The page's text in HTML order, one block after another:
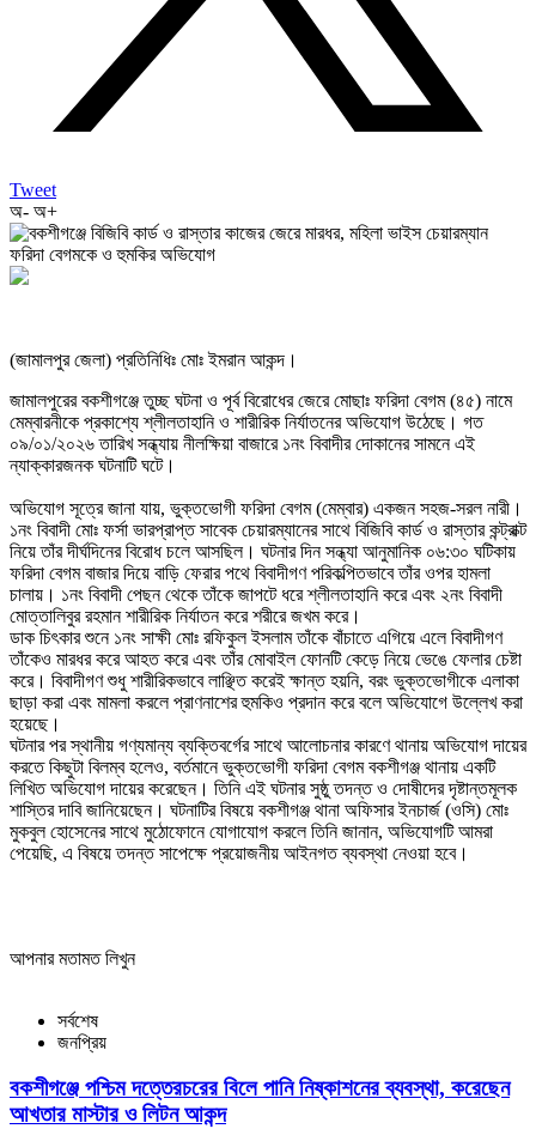
Tweet
অ- অ+
(জামালপুর জেলা) প্রতিনিধিঃ মোঃ ইমরান আকন্দ।
‎জামালপুরের বকশীগঞ্জে তুচ্ছ ঘটনা ও পূর্ব বিরোধের জেরে মোছাঃ ফরিদা বেগম (৪৫) নামে
মেম্বারনীকে প্রকাশ্যে শ্লীলতাহানি ও শারীরিক নির্যাতনের অভিযোগ উঠেছে। গত
০৯/০১/২০২৬ তারিখ সন্ধ্যায় নীলক্ষিয়া বাজারে ১নং বিবাদীর দোকানের সামনে এই
ন্যাক্কারজনক ঘটনাটি ঘটে।
‎অভিযোগ সূত্রে জানা যায়, ভুক্তভোগী ফরিদা বেগম (মেম্বার) একজন সহজ-সরল নারী।
১নং বিবাদী মোঃ ফর্সা ভারপ্রাপ্ত সাবেক চেয়ারম্যানের সাথে বিজিবি কার্ড ও রাস্তার কন্ট্রাক্ট
নিয়ে তাঁর দীর্ঘদিনের বিরোধ চলে আসছিল। ঘটনার দিন সন্ধ্যা আনুমানিক ০৬:৩০ ঘটিকায়
ফরিদা বেগম বাজার দিয়ে বাড়ি ফেরার পথে বিবাদীগণ পরিকল্পিতভাবে তাঁর ওপর হামলা
চালায়। ১নং বিবাদী পেছন থেকে তাঁকে জাপটে ধরে শ্লীলতাহানি করে এবং ২নং বিবাদী
মোত্তালিবুর রহমান শারীরিক নির্যাতন করে শরীরে জখম করে।
ডাক ‎​চিৎকার শুনে ১নং সাক্ষী মোঃ রফিকুল ইসলাম তাঁকে বাঁচাতে এগিয়ে এলে বিবাদীগণ
তাঁকেও মারধর করে আহত করে এবং তাঁর মোবাইল ফোনটি কেড়ে নিয়ে ভেঙে ফেলার চেষ্টা
করে। বিবাদীগণ শুধু শারীরিকভাবে লাঞ্ছিত করেই ক্ষান্ত হয়নি, বরং ভুক্তভোগীকে এলাকা
ছাড়া করা এবং মামলা করলে প্রাণনাশের হুমকিও প্রদান করে বলে অভিযোগে উল্লেখ করা
হয়েছে।
‎ঘটনার পর স্থানীয় গণ্যমান্য ব্যক্তিবর্গের সাথে আলোচনার কারণে থানায় অভিযোগ দায়ের
করতে কিছুটা বিলম্ব হলেও, বর্তমানে ভুক্তভোগী ফরিদা বেগম বকশীগঞ্জ থানায় একটি
লিখিত অভিযোগ দায়ের করেছেন। তিনি এই ঘটনার সুষ্ঠু তদন্ত ও দোষীদের দৃষ্টান্তমূলক
শাস্তির দাবি জানিয়েছেন। ঘটনাটির বিষয়ে বকশীগঞ্জ থানা অফিসার ইনচার্জ (ওসি) মোঃ
মুকবুল হোসেনের সাথে মুঠোফোনে যোগাযোগ করলে তিনি জানান, অভিযোগটি আমরা
পেয়েছি, এ বিষয়ে তদন্ত সাপেক্ষে প্রয়োজনীয় আইনগত ব্যবস্থা নেওয়া হবে।
আপনার মতামত লিখুন
সর্বশেষ
জনপ্রিয়
বকশীগঞ্জে পশ্চিম দত্তেরচরের বিলে পানি নিষ্কাশনের ব্যবস্থা, করেছেন
আখতার মাস্টার ও লিটন আকন্দ